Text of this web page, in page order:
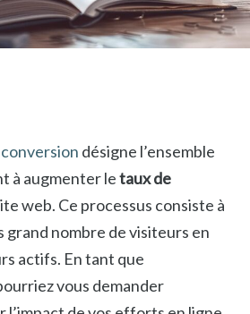
désigne l’ensemble
à augmenter letaux de
web. Ce processus consiste à
nombre de visiteurs en
actifs. En tant que
vous demander